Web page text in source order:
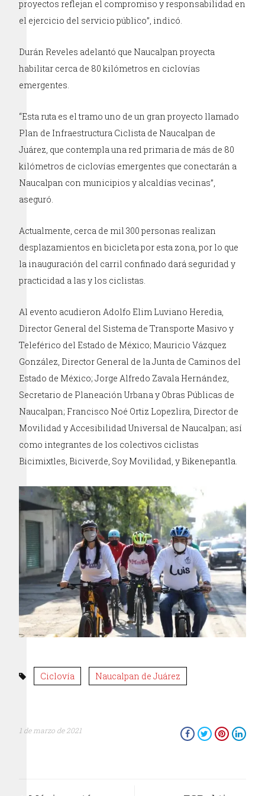
proyectos reflejan el compromiso y responsabilidad en
el ejercicio del servicio público”, indicó.
Durán Reveles adelantó que Naucalpan proyecta
habilitar cerca de 80 kilómetros en ciclovías
emergentes.
“Esta ruta es el tramo uno de un gran proyecto llamado
Plan de Infraestructura Ciclista de Naucalpan de
Juárez, que contempla una red primaria de más de 80
kilómetros de ciclovías emergentes que conectarán a
Naucalpan con municipios y alcaldías vecinas”,
aseguró.
Actualmente, cerca de mil 300 personas realizan
desplazamientos en bicicleta por esta zona, por lo que
la inauguración del carril confinado dará seguridad y
practicidad a las y los ciclistas.
Al evento acudieron Adolfo Elim Luviano Heredia,
Director General del Sistema de Transporte Masivo y
Teleférico del Estado de México; Mauricio Vázquez
González, Director General de la Junta de Caminos del
Estado de México; Jorge Alfredo Zavala Hernández,
Secretario de Planeación Urbana y Obras Públicas de
Naucalpan; Francisco Noé Ortiz Lopezlira, Director de
Movilidad y Accesibilidad Universal de Naucalpan; así
como integrantes de los colectivos ciclistas
Bicimixtles, Biciverde, Soy Movilidad, y Bikenepantla.
Ciclovía Naucalpan de Juárez
1 de marzo de 2021